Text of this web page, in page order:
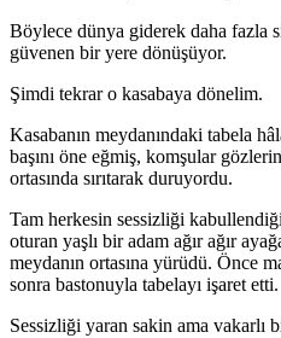
Böylece dünya giderek daha fazla
güvenen bir yere dönüşüyor.
Şimdi tekrar o kasabaya dönelim.
Kasabanın meydanındaki tabela
başını öne eğmiş, komşular
ortasında sırıtarak duruyordu.
Tam herkesin sessizliği
oturan yaşlı bir adam ağır ağır
meydanın ortasına yürüdü. Önce
sonra bastonuyla tabelayı işaret etti.
Sessizliği yaran sakin ama vakarlı